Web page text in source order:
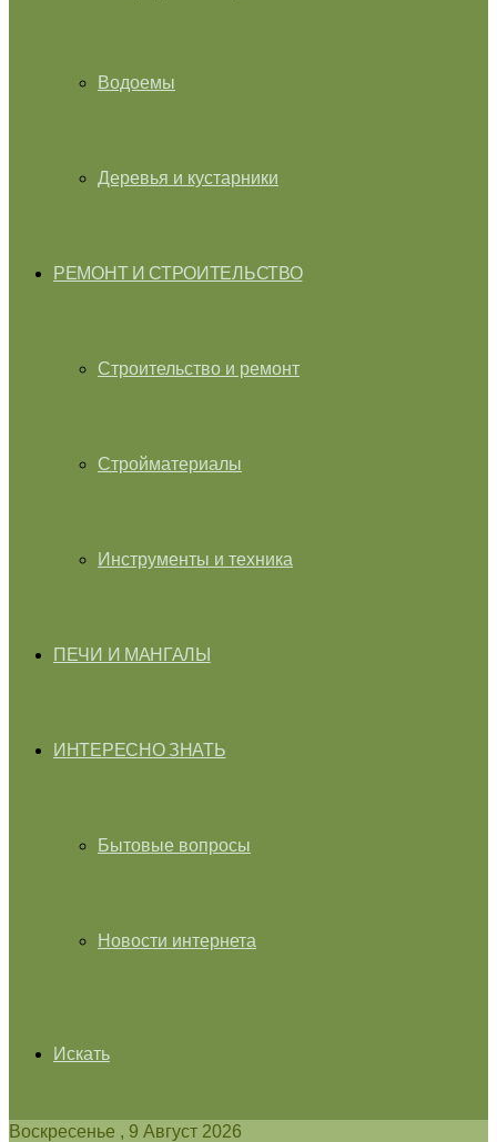
Водоемы
Деревья и кустарники
РЕМОНТ И СТРОИТЕЛЬСТВО
Строительство и ремонт
Стройматериалы
Инструменты и техника
ПЕЧИ И МАНГАЛЫ
ИНТЕРЕСНО ЗНАТЬ
Бытовые вопросы
Новости интернета
Искать
Воскресенье , 9 Август 2026